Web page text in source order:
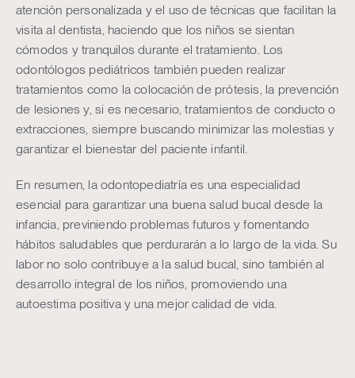
atención personalizada y el uso de técnicas que facilitan la
visita al dentista, haciendo que los niños se sientan
cómodos y tranquilos durante el tratamiento. Los
odontólogos pediátricos también pueden realizar
tratamientos como la colocación de prótesis, la prevención
de lesiones y, si es necesario, tratamientos de conducto o
extracciones, siempre buscando minimizar las molestias y
garantizar el bienestar del paciente infantil.
En resumen, la odontopediatría es una especialidad
esencial para garantizar una buena salud bucal desde la
infancia, previniendo problemas futuros y fomentando
hábitos saludables que perdurarán a lo largo de la vida. Su
labor no solo contribuye a la salud bucal, sino también al
desarrollo integral de los niños, promoviendo una
autoestima positiva y una mejor calidad de vida.